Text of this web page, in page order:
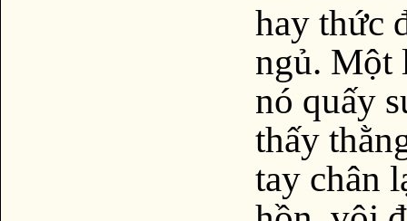
hay thức
ngủ. Một
nó quấy
thấy
tay chân